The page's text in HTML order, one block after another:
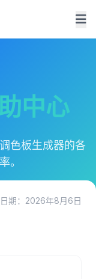
中心
色板生成器的各
。
期：2026年8月6日